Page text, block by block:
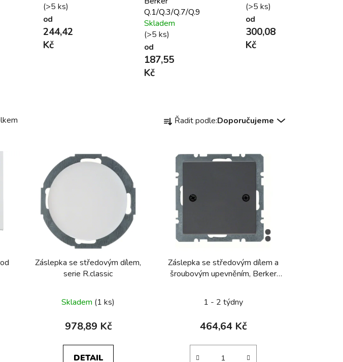
(>5 ks)
od
244,42
Kč
Q.1/Q.3/Q.7/Q.9
Skladem
(>5 ks)
od
187,55
Kč
(>5 ks)
od
300,08
Kč
a
k
Řadit podle:Doporučujeme
Záslepka se středovým dílem,
serie R.classic
Skladem (1 ks)
978,89 Kč
DETAIL
Záslepka se středovým dílem a
šroubovým upevněním, Berker
sametová
1 - 2 týdny
464,64 Kč